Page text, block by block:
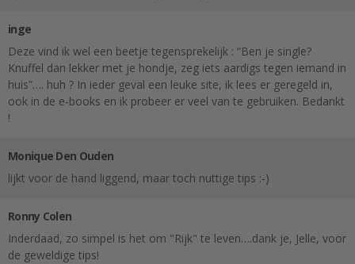
inge
Deze vind ik wel een beetje tegensprekelijk : “Ben je single?
Knuffel dan lekker met je hondje, zeg iets aardigs tegen iemand in
huis”…. huh ? In ieder geval een leuke site, ik lees er geregeld in,
ook in de e-books en ik probeer er veel van te gebruiken. Bedankt
!
Monique Den Ouden
lijkt voor de hand liggend, maar toch nuttige tips :-)
Ronny Colen
Inderdaad, zo simpel is het om "Rijk" te leven….dank je, Jelle, voor
de geweldige tips!